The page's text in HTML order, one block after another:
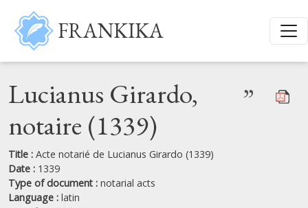
Skip to main content
FRANKIKA
Lucianus Girardo,
notaire (1339)
”
Title : Acte notarié de Lucianus Girardo (1339)
Date : 1339
Type of document : notarial acts
Language : latin